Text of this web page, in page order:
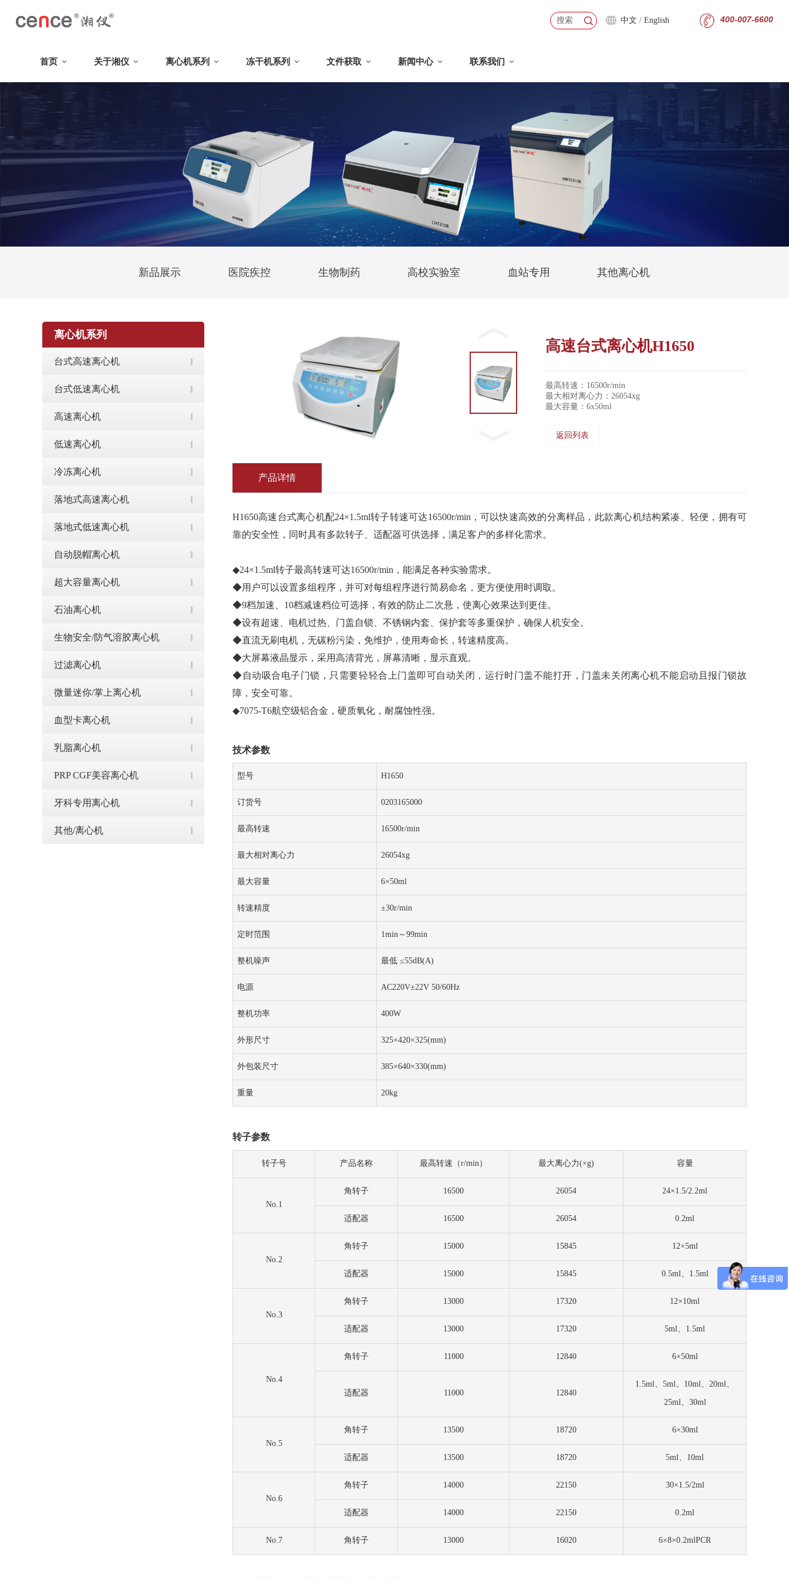
go
中文 /English 400-007-6600
首页 关于湘仪 离心机系列 冻干机系列 文件获取 新闻中心 联系我们
新品展示 医院疾控 生物制药 高校实验室 血站专用 其他离心机
离心机系列
台式高速离心机
台式低速离心机
高速离心机
低速离心机
冷冻离心机
落地式高速离心机
落地式低速离心机
自动脱帽离心机
超大容量离心机
石油离心机
生物安全/防气溶胶离心机
过滤离心机
微量迷你/掌上离心机
血型卡离心机
乳脂离心机
PRP CGF美容离心机
牙科专用离心机
其他/离心机
高速台式离心机H1650
最高转速：16500r/min
最大相对离心力：26054xg
最大容量：6x50ml
返回列表
产品详情
H1650高速台式离心机配24×1.5ml转子转速可达16500r/min，可以快速高效的分离样品，此款离心机结构紧凑、轻便，拥有可
靠的安全性，同时具有多款转子、适配器可供选择，满足客户的多样化需求。
◆24×1.5ml转子最高转速可达16500r/min，能满足各种实验需求。
◆用户可以设置多组程序，并可对每组程序进行简易命名，更方便使用时调取。
◆9档加速、10档减速档位可选择，有效的防止二次悬，使离心效果达到更佳。
◆设有超速、电机过热、门盖自锁、不锈钢内套、保护套等多重保护，确保人机安全。
◆直流无刷电机，无碳粉污染，免维护，使用寿命长，转速精度高。
◆大屏幕液晶显示，采用高清背光，屏幕清晰，显示直观。
◆自动吸合电子门锁，只需要轻轻合上门盖即可自动关闭，运行时门盖不能打开，门盖未关闭离心机不能启动且报门锁故
障，安全可靠。
◆7075-T6航空级铝合金，硬质氧化，耐腐蚀性强。
技术参数
型号 H1650
订货号 0203165000
最高转速 16500r/min
最大相对离心力 26054xg
最大容量 6×50ml
转速精度 ±30r/min
定时范围 1min～99min
整机噪声 最低 ≤55dB(A)
电源 AC220V±22V 50/60Hz
整机功率 400W
外形尺寸 325×420×325(mm)
外包装尺寸 385×640×330(mm)
重量 20kg
转子参数
转子号 产品名称 最高转速（r/min） 最大离心力(×g) 容量
No.1
角转子 16500 26054 24×1.5/2.2ml
适配器 16500 26054 0.2ml
No.2
角转子 15000 15845 12×5ml
适配器 15000 15845 0.5ml、1.5ml
No.3
角转子 13000 17320 12×10ml
适配器 13000 17320 5ml、1.5ml
No.4
角转子 11000 12840 6×50ml
适配器 11000 12840
1.5ml、5ml、10ml、20ml、
25ml、30ml
No.5
角转子 13500 18720 6×30ml
适配器 13500 18720 5ml、10ml
No.6
角转子 14000 22150 30×1.5/2ml
适配器 14000 22150 0.2ml
No.7 角转子 13000 16020 6×8×0.2mlPCR